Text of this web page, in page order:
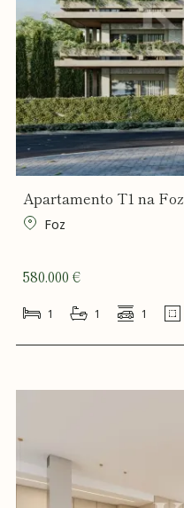
Apartamento T1 na Foz
Foz
580.000 €
1 1 1